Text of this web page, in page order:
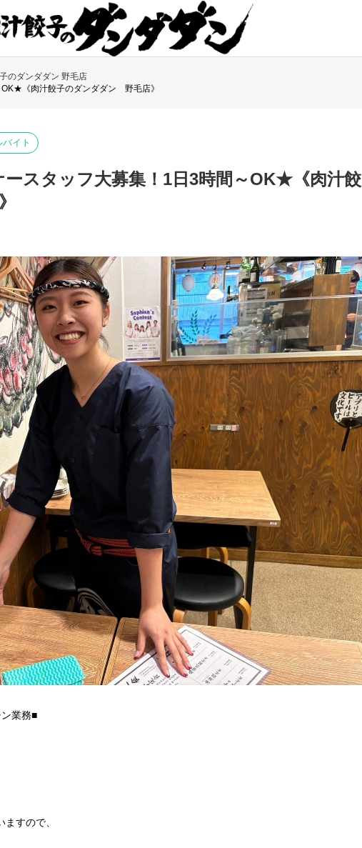
のダンダダン 野毛店
《肉汁餃子のダンダダン 野毛店》
バイト
スタッフ大募集！1日3時間～OK★《肉汁餃
業務■
すので、